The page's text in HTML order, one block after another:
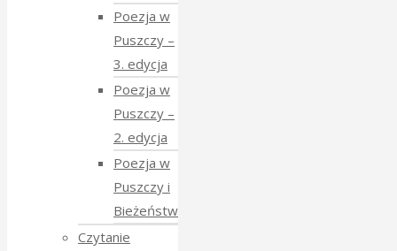
Poezja w
Puszczy –
3. edycja
Poezja w
Puszczy –
2. edycja
Poezja w
Puszczy i
Bieżeństwo
Czytanie